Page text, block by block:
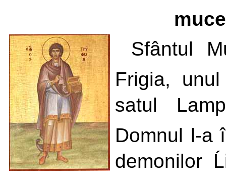
Sfântul
Frigia,
satul
Domnul l-a
demonilor